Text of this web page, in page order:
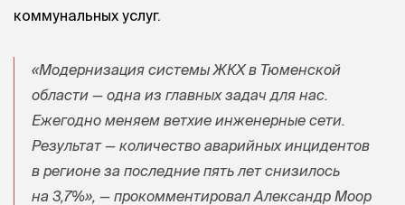
коммунальных услуг.
«Модернизация системы ЖКХ в Тюменской
области — одна из главных задач для нас.
Ежегодно меняем ветхие инженерные сети.
Результат — количество аварийных инцидентов
в регионе за последние пять лет снизилось
на 3,7%», — прокомментировал Александр Моор